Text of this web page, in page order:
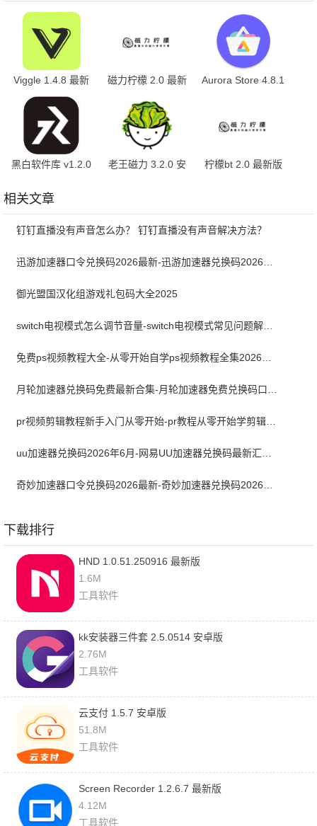
Viggle 1.4.8 最新
版
磁力柠檬 2.0 最新
Aurora Store 4.8.1
黑白软件库 v1.2.0
老王磁力 3.2.0 安
柠檬bt 2.0 最新版
相关文章
钉钉直播没有声音怎么办？ 钉钉直播没有声音解决方法？
御光盟国汉化组游戏礼包码大全2025
switch电视模式怎么调节音量-switch电视模式常见问题解决方案
pr视频剪辑教程新手入门从零开始-pr教程从零开始学剪辑全集免费
下载排行
HND 1.0.51.250916 最新版
1.6M
工具软件
kk安装器三件套 2.5.0514 安卓版
2.76M
工具软件
云支付 1.5.7 安卓版
51.8M
工具软件
Screen Recorder 1.2.6.7 最新版
4.12M
工具软件